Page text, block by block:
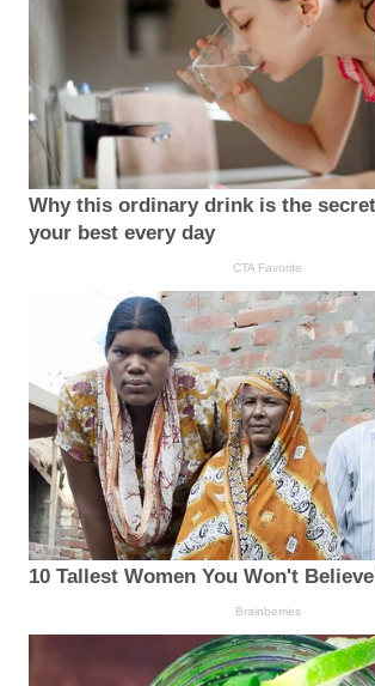
Why this ordinary drink is the
your best every day
CTA Favorite
10 Tallest Women You Won't
Brainberries